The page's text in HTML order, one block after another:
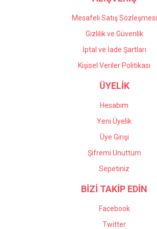
Mesafeli Satış Sözleşmesi
Gizlilik ve Güvenlik
İptal ve İade Şartları
Kişisel Veriler Politikası
ÜYELİK
Hesabım
Yeni Üyelik
Üye Girişi
Şifremi Unuttum
Sepetiniz
BİZİ TAKİP EDİN
Facebook
Twitter